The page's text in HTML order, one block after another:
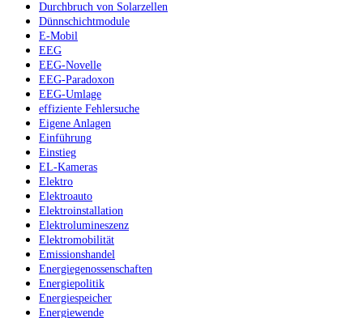
Durchbruch von Solarzellen
Dünnschichtmodule
E-Mobil
EEG
EEG-Novelle
EEG-Paradoxon
EEG-Umlage
effiziente Fehlersuche
Eigene Anlagen
Einführung
Einstieg
EL-Kameras
Elektro
Elektroauto
Elektroinstallation
Elektrolumineszenz
Elektromobilität
Emissionshandel
Energiegenossenschaften
Energiepolitik
Energiespeicher
Energiewende